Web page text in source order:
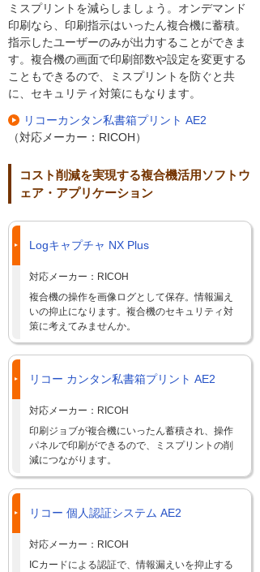
ミスプリントを減らしましょう。オンデマンド
印刷なら、印刷指示はいったん複合機に蓄積。
指示したユーザーのみが出力することができま
す。複合機の画面で印刷部数や設定を変更する
こともできるので、ミスプリントを防ぐと共
に、セキュリティ対策にもなります。
リコーカンタン私書箱プリント AE2
（対応メーカー：RICOH）
コスト削減を実現する複合機活用ソフトウ
ェア・アプリケーション
Logキャプチャ NX Plus
対応メーカー：RICOH
複合機の操作を画像ログとして保存。情報漏え
いの抑止になります。複合機のセキュリティ対
策に考えてみませんか。
リコー カンタン私書箱プリント AE2
対応メーカー：RICOH
印刷ジョブが複合機にいったん蓄積され、操作
パネルで印刷ができるので、ミスプリントの削
減につながります。
リコー 個人認証システム AE2
対応メーカー：RICOH
ICカードによる認証で、情報漏えいを抑止する